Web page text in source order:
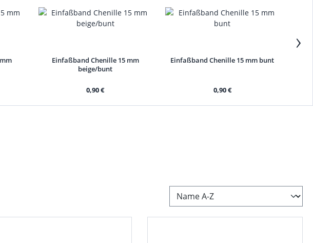
Einfaßband Chenille 15 mm
beige/bunt
0,90 €
Einfaßband Chenille 15 mm bunt
0,90 €
›